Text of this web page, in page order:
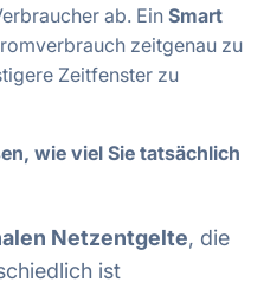
ab. EinSmart
zeitgenau zu
Zeitfenster zu
wie viel Sie tatsächlich
Netzentgelte, die
ist